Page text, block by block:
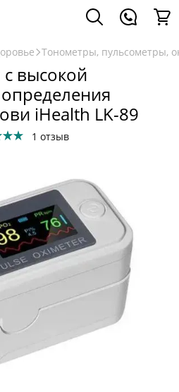
Тонометры, пульсометры,
высокой
iHealth LK-89
1 отзыв